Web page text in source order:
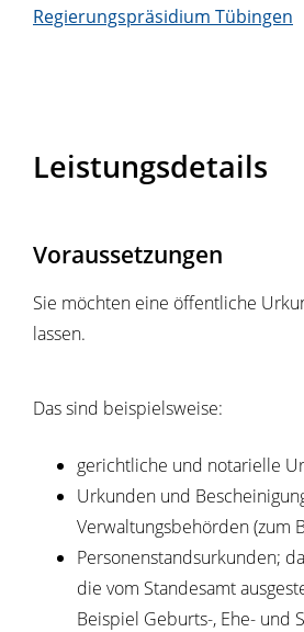
Regierungspräsidium Tübingen
Leistungsdetails
Voraussetzungen
Sie möchten eine öffentliche
lassen.
Das sind beispielsweise:
gerichtliche und notarielle
Urkunden und
Verwaltungsbehörden (zum
Personenstandsurkunden;
die vom Standesamt
Beispiel Geburts-, Ehe- und